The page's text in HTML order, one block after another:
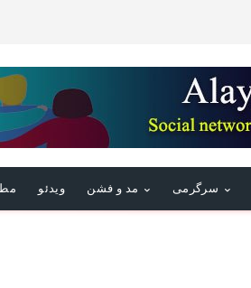
سرگرمی مد و فشن ویدئو